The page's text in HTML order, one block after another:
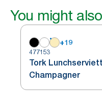
You might
+19
477153
Tork
Champagner